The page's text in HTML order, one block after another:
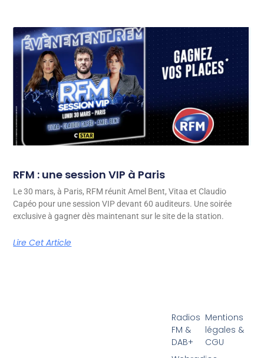
RFM : une session VIP à Paris
Le 30 mars, à Paris, RFM réunit Amel Bent, Vitaa et Claudio
Capéo pour une session VIP devant 60 auditeurs. Une soirée
exclusive à gagner dès maintenant sur le site de la station.
Lire Cet Article
Radios
FM &
DAB+
Mentions
légales &
CGU